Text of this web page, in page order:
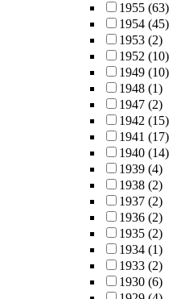
1955 (63)
1954 (45)
1953 (2)
1952 (10)
1949 (10)
1948 (1)
1947 (2)
1942 (15)
1941 (17)
1940 (14)
1939 (4)
1938 (2)
1937 (2)
1936 (2)
1935 (2)
1934 (1)
1933 (2)
1930 (6)